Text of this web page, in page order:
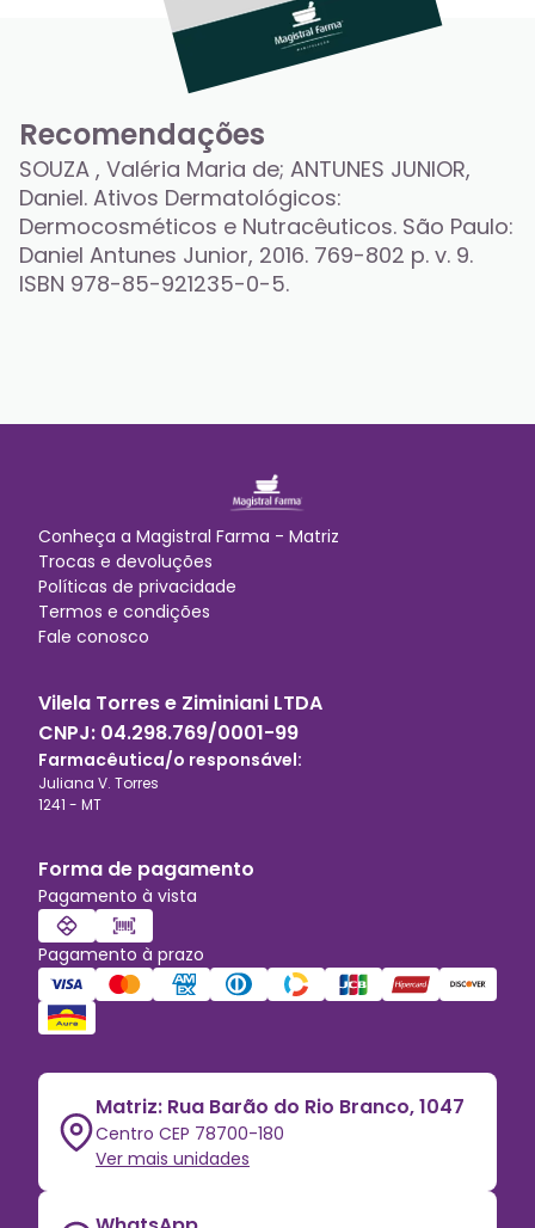
Recomendações
SOUZA , Valéria Maria de; ANTUNES JUNIOR,
Daniel. Ativos Dermatológicos:
Dermocosméticos e Nutracêuticos. São Paulo:
Daniel Antunes Junior, 2016. 769-802 p. v. 9.
ISBN 978-85-921235-0-5.
Conheça a Magistral Farma - Matriz
Trocas e devoluções
Políticas de privacidade
Termos e condições
Fale conosco
Vilela Torres e Ziminiani LTDA
CNPJ: 04.298.769/0001-99
Farmacêutica/o responsável:
Juliana V. Torres
1241 - MT
Forma de pagamento
Pagamento à vista
Pagamento à prazo
Matriz: Rua Barão do Rio Branco, 1047
Centro CEP 78700-180
Ver mais unidades